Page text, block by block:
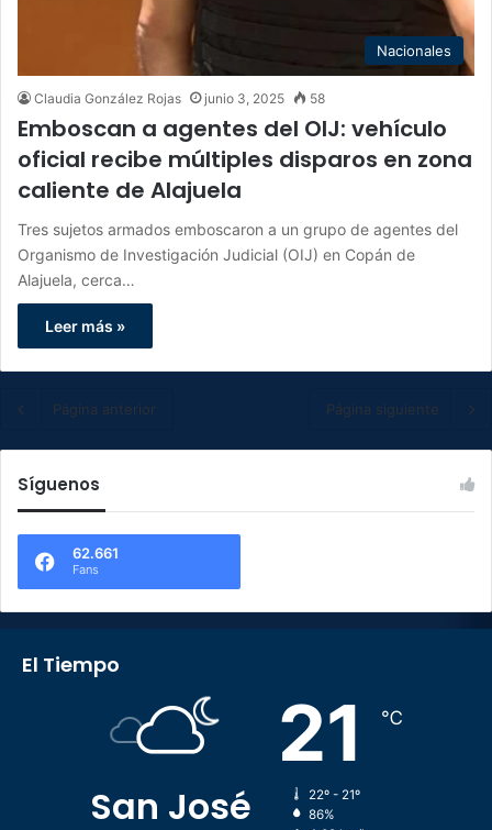
Nacionales
Claudia González Rojas junio 3, 2025 58
Emboscan a agentes del OIJ: vehículo
oficial recibe múltiples disparos en zona
caliente de Alajuela
Tres sujetos armados emboscaron a un grupo de agentes del
Organismo de Investigación Judicial (OIJ) en Copán de
Alajuela, cerca…
Leer más »
Página anterior Página siguiente
Síguenos
62.661
Fans
El Tiempo
San José
21 ℃
22º - 21º
86%